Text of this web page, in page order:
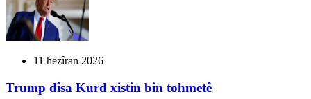
11 hezîran 2026
Trump dîsa Kurd xistin bin tohmetê